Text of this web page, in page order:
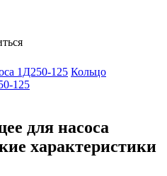
1Д250-125 Кольцо
125
для насоса
характеристики